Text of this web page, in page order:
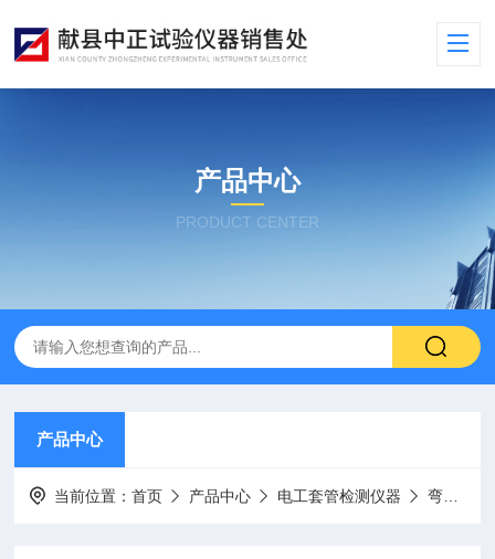
产品中心
PRODUCT CENTER
产品中心
当前位置：首页 产品中心 电工套管检测仪器 弯曲固定装置